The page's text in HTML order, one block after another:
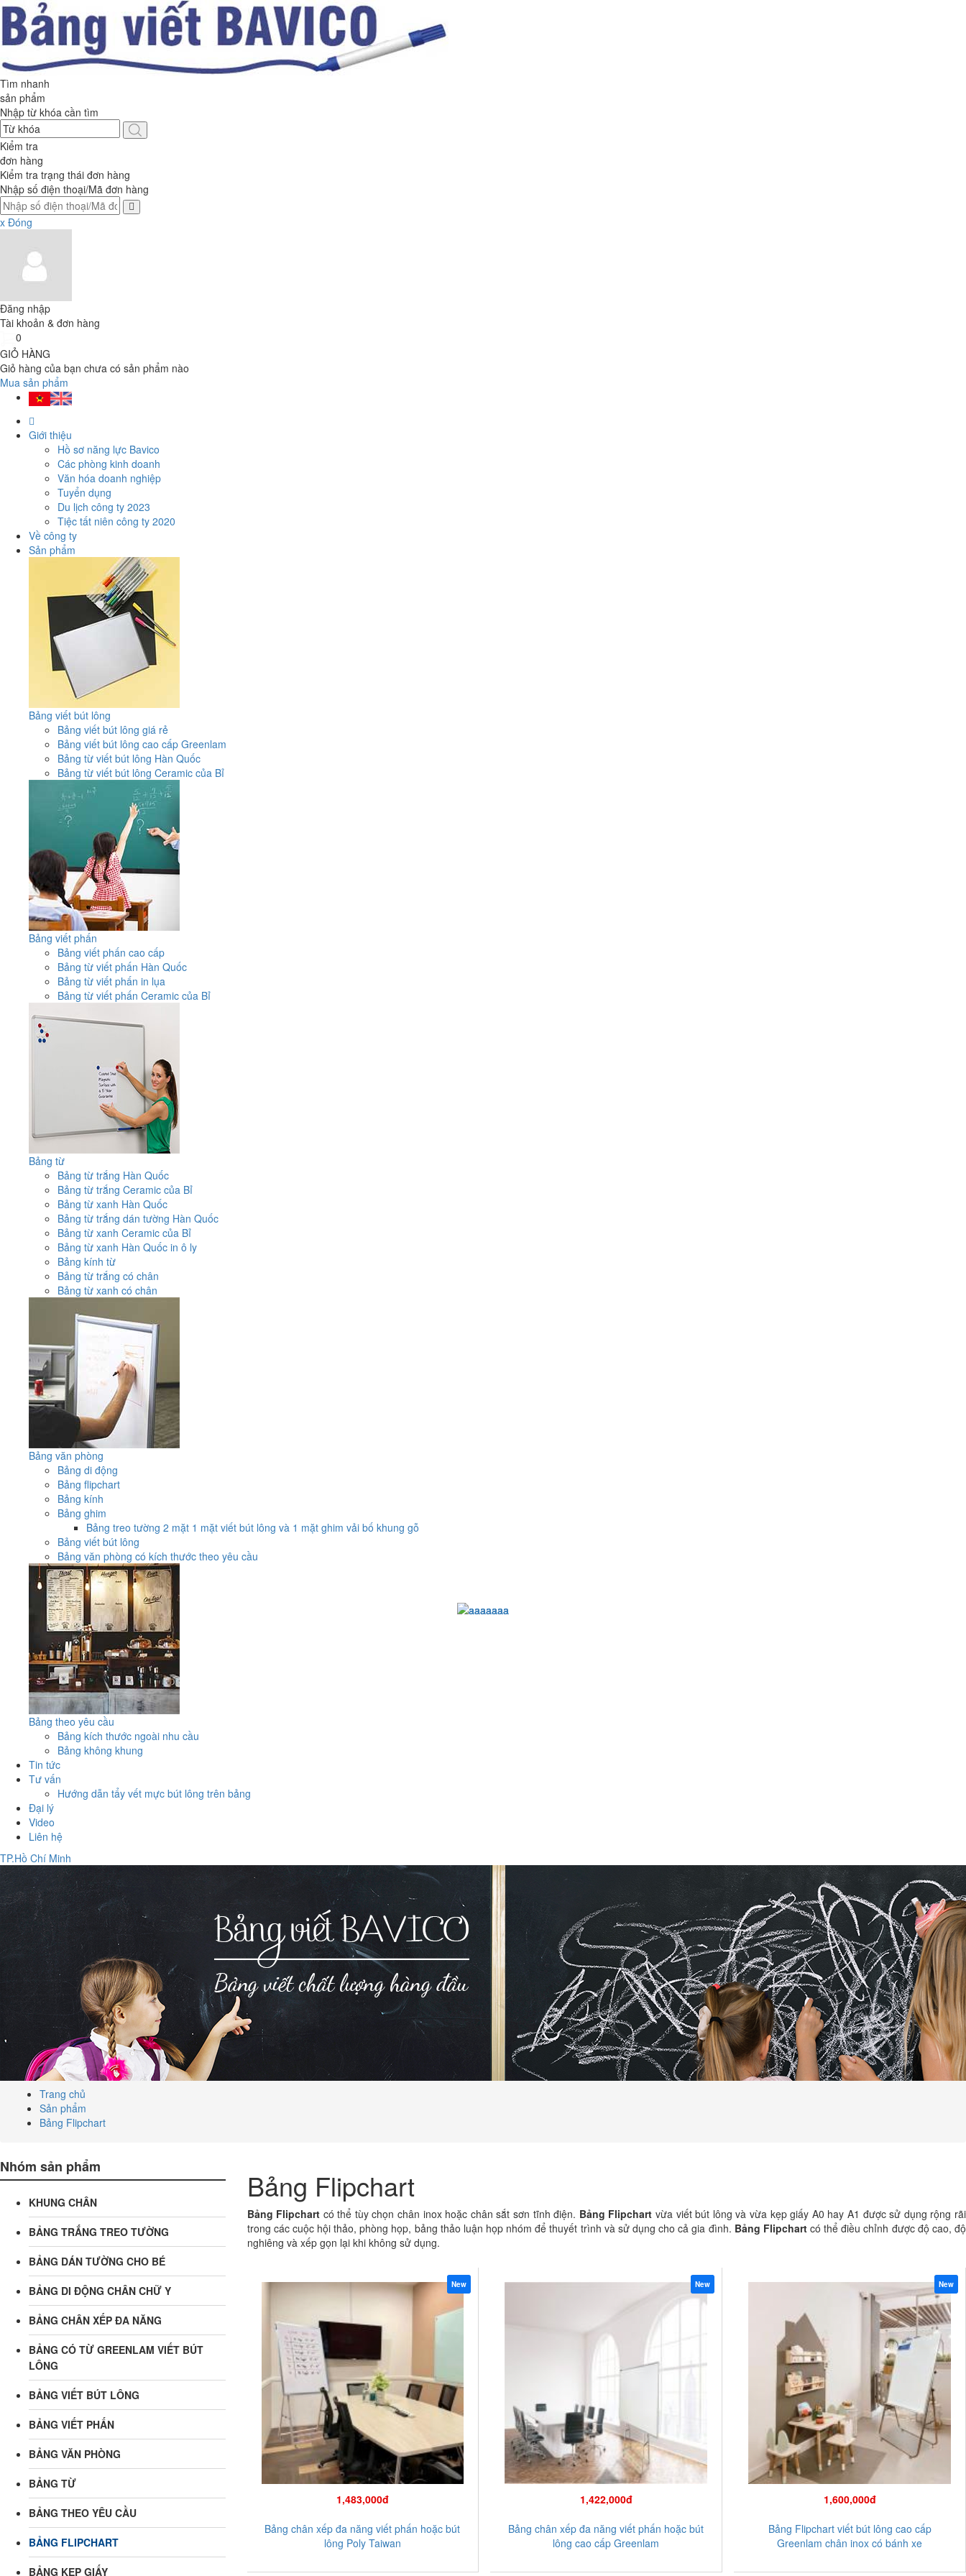
Tìm nhanh
sản phẩm
Nhập từ khóa cần tìm
Kiểm tra
đơn hàng
Kiểm tra trạng thái đơn hàng
Nhập số điện thoại/Mã đơn hàng
x Đóng
Đăng nhập
Tài khoản & đơn hàng
0
GIỎ HÀNG
Giỏ hàng của bạn chưa có sản phẩm nào
Mua sản phẩm
Giới thiệu
Hồ sơ năng lực Bavico
Các phòng kinh doanh
Văn hóa doanh nghiệp
Tuyển dụng
Du lịch công ty 2023
Tiệc tất niên công ty 2020
Về công ty
Sản phẩm
Bảng viết bút lông
Bảng viết bút lông giá rẻ
Bảng viết bút lông cao cấp Greenlam
Bảng từ viết bút lông Hàn Quốc
Bảng từ viết bút lông Ceramic của Bỉ
Bảng viết phấn
Bảng viết phấn cao cấp
Bảng từ viết phấn Hàn Quốc
Bảng từ viết phấn in lụa
Bảng từ viết phấn Ceramic của Bỉ
Bảng từ
Bảng từ trắng Hàn Quốc
Bảng từ trắng Ceramic của Bỉ
Bảng từ xanh Hàn Quốc
Bảng từ trắng dán tường Hàn Quốc
Bảng từ xanh Ceramic của Bỉ
Bảng từ xanh Hàn Quốc in ô ly
Bảng kính từ
Bảng từ trắng có chân
Bảng từ xanh có chân
Bảng văn phòng
Bảng di động
Bảng flipchart
Bảng kính
Bảng ghim
Bảng treo tường 2 mặt 1 mặt viết bút lông và 1 mặt ghim vải bố khung gỗ
Bảng viết bút lông
Bảng văn phòng có kích thước theo yêu cầu
Bảng theo yêu cầu
Bảng kích thước ngoài nhu cầu
Bảng không khung
Tin tức
Tư vấn
Hướng dẫn tẩy vết mực bút lông trên bảng
Đại lý
Video
Liên hệ
TP.Hồ Chí Minh
Trang chủ
Sản phẩm
Bảng Flipchart
Nhóm sản phẩm
KHUNG CHÂN
BẢNG TRẮNG TREO TƯỜNG
BẢNG DÁN TƯỜNG CHO BÉ
BẢNG DI ĐỘNG CHÂN CHỮ Y
BẢNG CHÂN XẾP ĐA NĂNG
BẢNG CÓ TỪ GREENLAM VIẾT BÚT
LÔNG
BẢNG VIẾT BÚT LÔNG
BẢNG VIẾT PHẤN
BẢNG VĂN PHÒNG
BẢNG TỪ
BẢNG THEO YÊU CẦU
BẢNG FLIPCHART
BẢNG KẸP GIẤY
Bảng Flipchart
Bảng Flipchart có thể tùy chọn chân inox hoặc chân sắt sơn tĩnh điện. Bảng Flipchart vừa viết bút lông và vừa kẹp giấy A0 hay A1 được sử dụng rộng rãi
trong các cuộc hội thảo, phòng họp, bảng thảo luận họp nhóm để thuyết trình và sử dụng cho cả gia đình. Bảng Flipchart có thể điều chỉnh được độ cao, độ
nghiêng và xếp gọn lại khi không sử dụng.
1,483,000đ
Bảng chân xếp đa năng viết phấn hoặc bút
lông Poly Taiwan
New
1,422,000đ
Bảng chân xếp đa năng viết phấn hoặc bút
lông cao cấp Greenlam
New
1,600,000đ
Bảng Flipchart viết bút lông cao cấp
Greenlam chân inox có bánh xe
New